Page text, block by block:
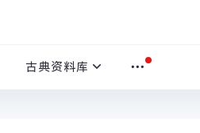
古典资料库